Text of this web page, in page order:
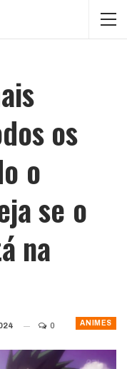
os
o
se o
na
ANIMES
0